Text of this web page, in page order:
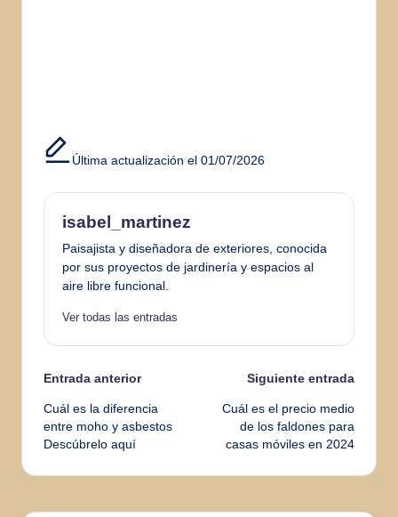
Última actualización el 01/07/2026
isabel_martinez
Paisajista y diseñadora de exteriores, conocida
por sus proyectos de jardinería y espacios al
aire libre funcional.
Ver todas las entradas
Navegación
de
entradas
Entrada anterior
Cuál es la diferencia
entre moho y asbestos
Descúbrelo aquí
Siguiente entrada
Cuál es el precio medio
de los faldones para
casas móviles en 2024